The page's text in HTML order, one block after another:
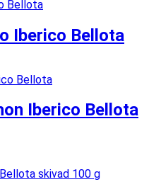
Iberico Bellota
Iberico Bellota